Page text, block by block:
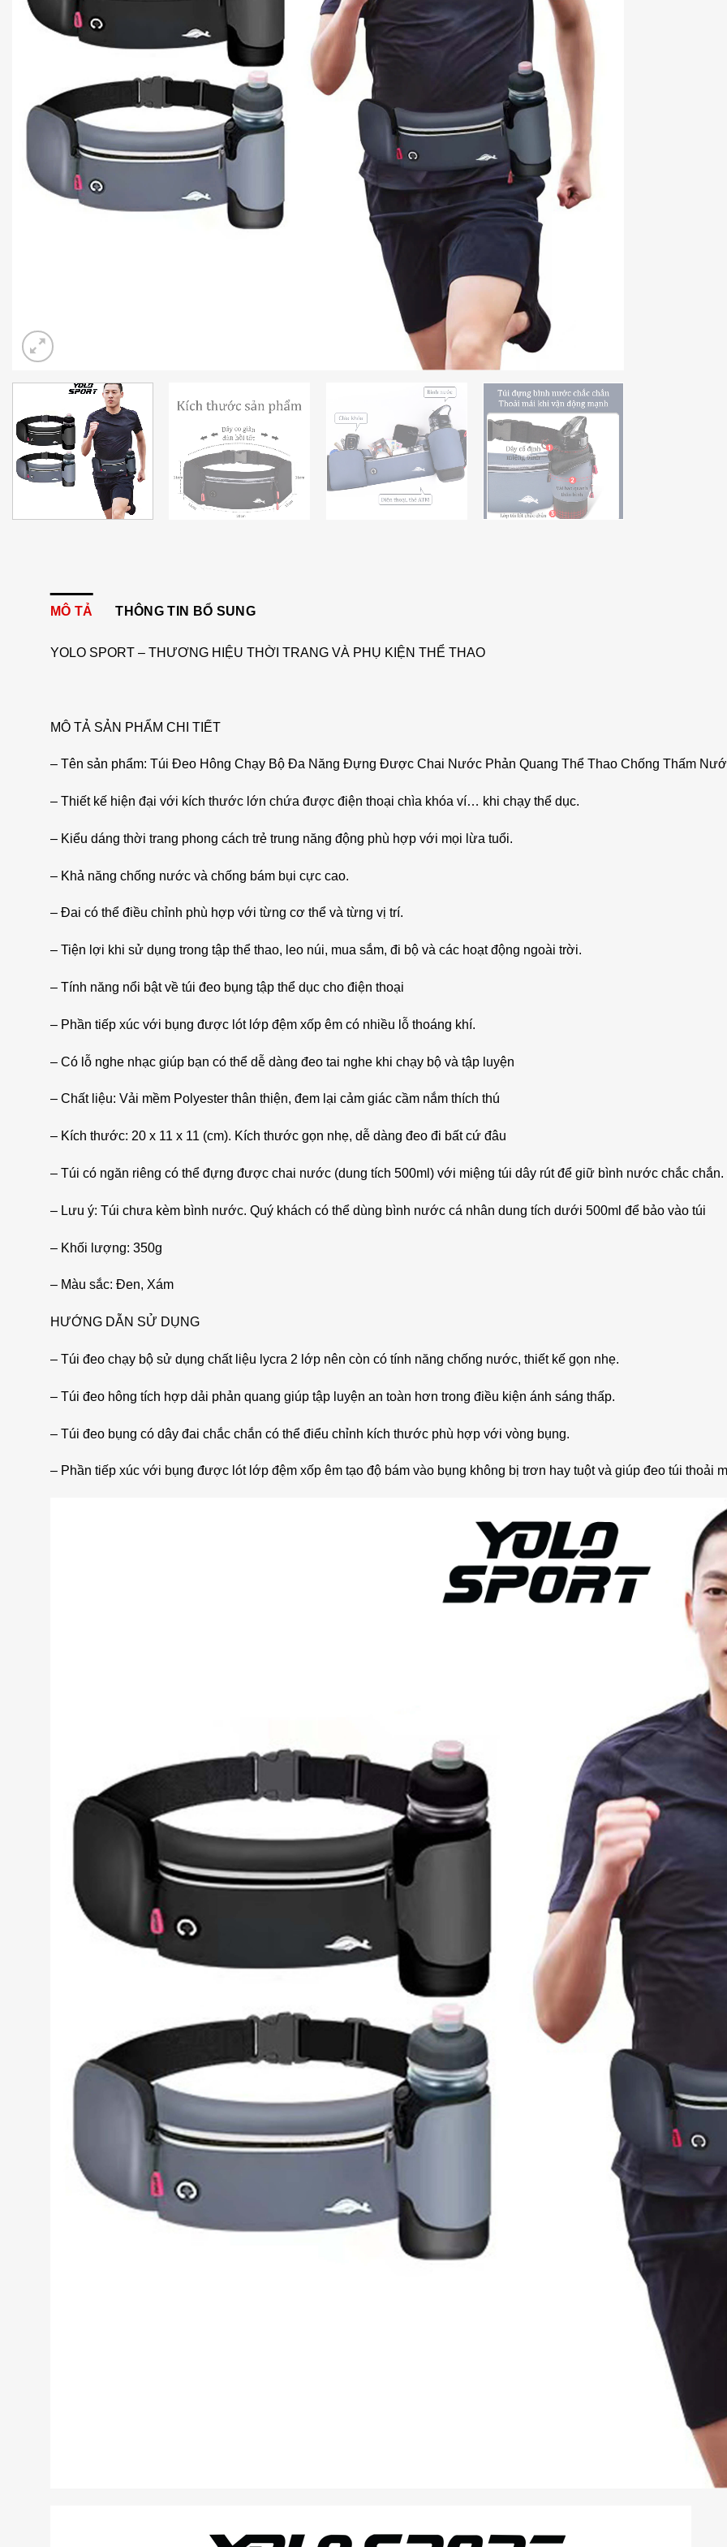
MÔ TẢ THÔNG TIN BỔ SUNG
YOLO SPORT – THƯƠNG HIỆU THỜI TRANG VÀ PHỤ KIỆN THỂ THAO
MÔ TẢ SẢN PHẨM CHI TIẾT
– Tên sản phẩm: Túi Đeo Hông Chạy Bộ Đa Năng Đựng Được Chai Nước Phản Quang Thể Thao Chống Thấm
– Thiết kế hiện đại với kích thước lớn chứa được điện thoại chìa khóa ví… khi chạy thể dục.
– Kiểu dáng thời trang phong cách trẻ trung năng động phù hợp với mọi lừa tuổi.
– Khả năng chống nước và chống bám bụi cực cao.
– Đai có thể điều chỉnh phù hợp với từng cơ thể và từng vị trí.
– Tiện lợi khi sử dụng trong tập thể thao, leo núi, mua sắm, đi bộ và các hoạt động ngoài trời.
– Tính năng nổi bật về túi đeo bụng tập thể dục cho điện thoại
– Phần tiếp xúc với bụng được lót lớp đệm xốp êm có nhiều lỗ thoáng khí.
– Có lỗ nghe nhạc giúp bạn có thể dễ dàng đeo tai nghe khi chạy bộ và tập luyện
– Chất liệu: Vải mềm Polyester thân thiện, đem lại cảm giác cầm nắm thích thú
– Kích thước: 20 x 11 x 11 (cm). Kích thước gọn nhẹ, dễ dàng đeo đi bất cứ đâu
– Túi có ngăn riêng có thể đựng được chai nước (dung tích 500ml) với miệng túi dây rút để giữ bình nước chắc chắn.
– Lưu ý: Túi chưa kèm bình nước. Quý khách có thể dùng bình nước cá nhân dung tích dưới 500ml để bảo vào túi
– Khối lượng: 350g
– Màu sắc: Đen, Xám
HƯỚNG DẪN SỬ DỤNG
– Túi đeo chạy bộ sử dụng chất liệu lycra 2 lớp nên còn có tính năng chống nước, thiết kế gọn nhẹ.
– Túi đeo hông tích hợp dải phản quang giúp tập luyện an toàn hơn trong điều kiện ánh sáng thấp.
– Túi đeo bụng có dây đai chắc chắn có thể điểu chỉnh kích thước phù hợp với vòng bụng.
– Phần tiếp xúc với bụng được lót lớp đệm xốp êm tạo độ bám vào bụng không bị trơn hay tuột và giúp đeo túi thoải